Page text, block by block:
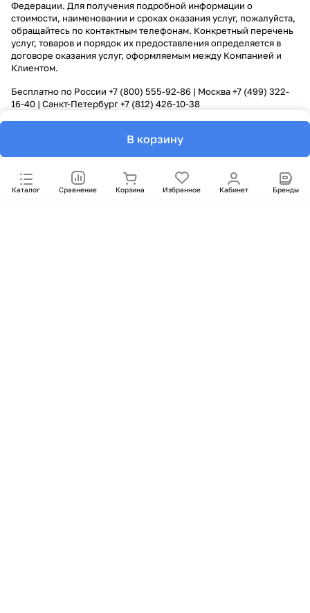
В корзину
Каталог Сравнение Корзина Избранное Кабинет Бренды
Федерации. Для получения подробной информации о
стоимости, наименовании и сроках оказания услуг, пожалуйста,
обращайтесь по контактным телефонам. Конкретный перечень
услуг, товаров и порядок их предоставления определяется в
договоре оказания услуг, оформляемым между Компанией и
Клиентом.
Бесплатно по России +7 (800) 555-92-86 | Москва+7 (499) 322-
16-40 | Санкт-Петербург+7 (812) 426-10-38